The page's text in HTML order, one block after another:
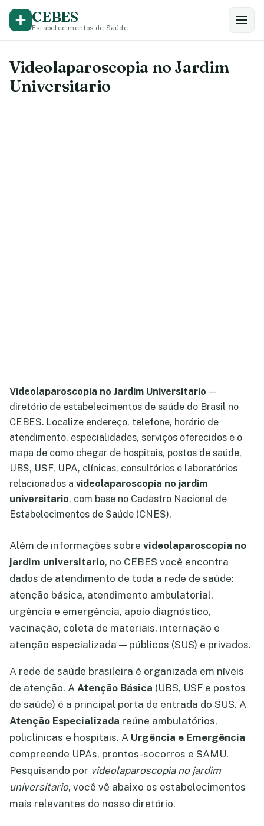
CEBES
Estabelecimentos de Saúde
Videolaparoscopia no Jardim
Universitario
Videolaparoscopia no Jardim Universitario —
diretório de estabelecimentos de saúde do Brasil no
CEBES. Localize endereço, telefone, horário de
atendimento, especialidades, serviços oferecidos e o
mapa de como chegar de hospitais, postos de saúde,
UBS, USF, UPA, clínicas, consultórios e laboratórios
relacionados a videolaparoscopia no jardim
universitario, com base no Cadastro Nacional de
Estabelecimentos de Saúde (CNES).
Além de informações sobre videolaparoscopia no
jardim universitario, no CEBES você encontra
dados de atendimento de toda a rede de saúde:
atenção básica, atendimento ambulatorial,
urgência e emergência, apoio diagnóstico,
vacinação, coleta de materiais, internação e
atenção especializada — públicos (SUS) e privados.
A rede de saúde brasileira é organizada em níveis
de atenção. A Atenção Básica (UBS, USF e postos
de saúde) é a principal porta de entrada do SUS. A
Atenção Especializada reúne ambulatórios,
policlínicas e hospitais. A Urgência e Emergência
compreende UPAs, prontos-socorros e SAMU.
Pesquisando por videolaparoscopia no jardim
universitario, você vê abaixo os estabelecimentos
mais relevantes do nosso diretório.